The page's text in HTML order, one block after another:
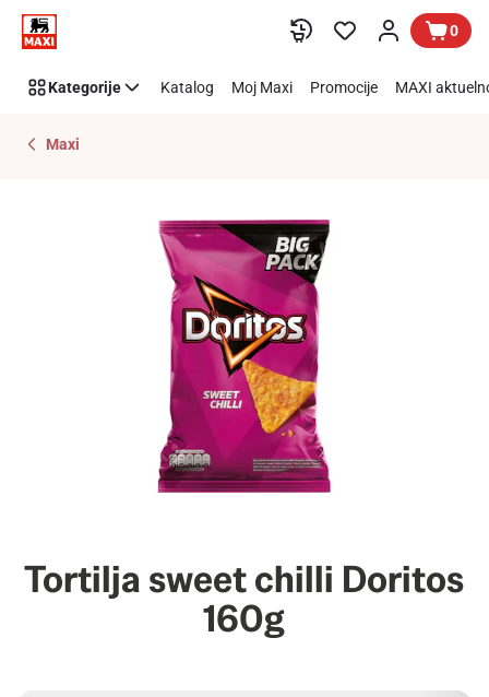
Preskoči link 0
Kategorije Katalog Moj Maxi Promocije MAXI
Maxi
Tortilja sweet chilli Doritos
160g